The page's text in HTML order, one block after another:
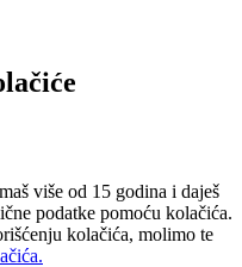
više od 15 godina i daješ
podatke pomoću kolačića.
kolačića, molimo te